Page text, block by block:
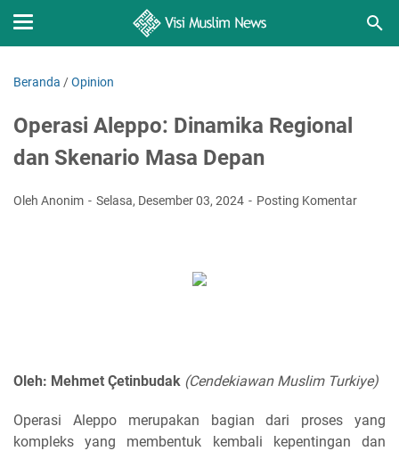
Beranda /Opinion
Operasi Aleppo: Dinamika Regional
dan Skenario Masa Depan
Oleh Anonim Selasa, Desember 03, 2024 Posting Komentar
Oleh: Mehmet Çetinbudak (Cendekiawan Muslim Turkiye)
Operasi Aleppo merupakan bagian dari proses yang
kompleks yang membentuk kembali kepentingan dan